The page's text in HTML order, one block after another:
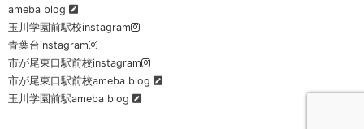
ameba blog
玉川学園前駅校instagram
青葉台instagram
市が尾東口駅前校instagram
市が尾東口駅前校ameba blog
玉川学園前駅ameba blog